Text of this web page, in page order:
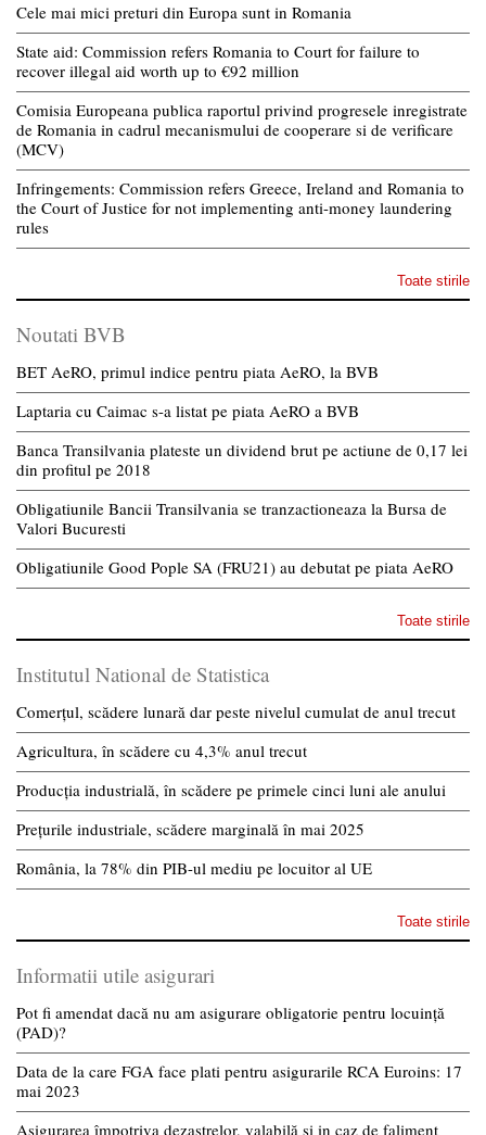
Cele mai mici preturi din Europa sunt in Romania
State aid: Commission refers Romania to Court for failure to
recover illegal aid worth up to €92 million
Comisia Europeana publica raportul privind progresele inregistrate
de Romania in cadrul mecanismului de cooperare si de verificare
(MCV)
Infringements: Commission refers Greece, Ireland and Romania to
the Court of Justice for not implementing anti-money laundering
rules
Toate stirile
Noutati BVB
BET AeRO, primul indice pentru piata AeRO, la BVB
Laptaria cu Caimac s-a listat pe piata AeRO a BVB
Banca Transilvania plateste un dividend brut pe actiune de 0,17 lei
din profitul pe 2018
Obligatiunile Bancii Transilvania se tranzactioneaza la Bursa de
Valori Bucuresti
Obligatiunile Good Pople SA (FRU21) au debutat pe piata AeRO
Toate stirile
Institutul National de Statistica
Comerțul, scădere lunară dar peste nivelul cumulat de anul trecut
Agricultura, în scădere cu 4,3% anul trecut
Producția industrială, în scădere pe primele cinci luni ale anului
Prețurile industriale, scădere marginală în mai 2025
România, la 78% din PIB-ul mediu pe locuitor al UE
Toate stirile
Informatii utile asigurari
Pot fi amendat dacă nu am asigurare obligatorie pentru locuință
(PAD)?
Data de la care FGA face plati pentru asigurarile RCA Euroins: 17
mai 2023
Asigurarea împotriva dezastrelor, valabilă și in caz de faliment